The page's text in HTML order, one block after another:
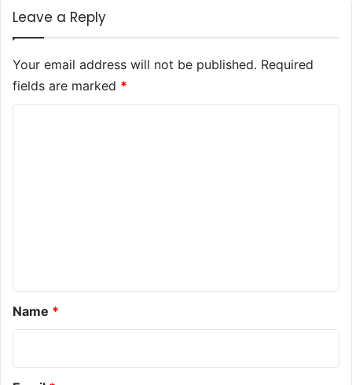
Leave a Reply
Your email address will not be published. Required
fields are marked *
Name *